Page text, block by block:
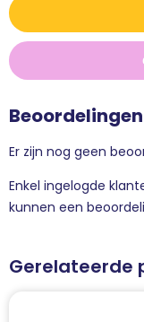
Beoordelingen
Er zijn nog geen
Enkel ingelogde
kunnen een
Gerelateerde